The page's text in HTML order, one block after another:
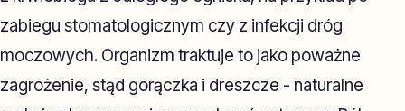
zabiegu stomatologicznym czy z infekcji dróg
moczowych. Organizm traktuje to jako poważne
zagrożenie, stąd gorączka i dreszcze - naturalne